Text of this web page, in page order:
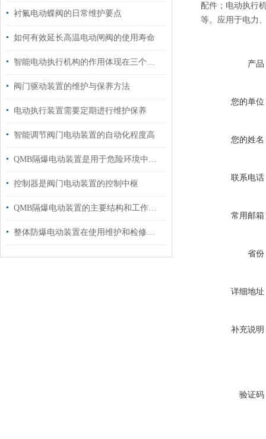
衬氟电动蝶阀的日常维护要点
如何有效延长高温电动闸阀的使用寿命
智能电动执行机构的作用体现在三个层面
阀门驱动装置的维护与保养方法
电动执行装置需要定期进行维护保养
智能调节阀门电动装置的自动化程度高
QMB隔爆电动装置是用于危险环境中的安全设备
控制器是阀门电动装置的控制中枢
QMB隔爆电动装置的主要结构和工作原理
整体防爆电动装置在使用维护和检修方面存在的一些问题
配件；电动执行
等。应用于电力
产品
您的单位
您的姓名
联系电话
常用邮箱
省份
详细地址
补充说明
验证码